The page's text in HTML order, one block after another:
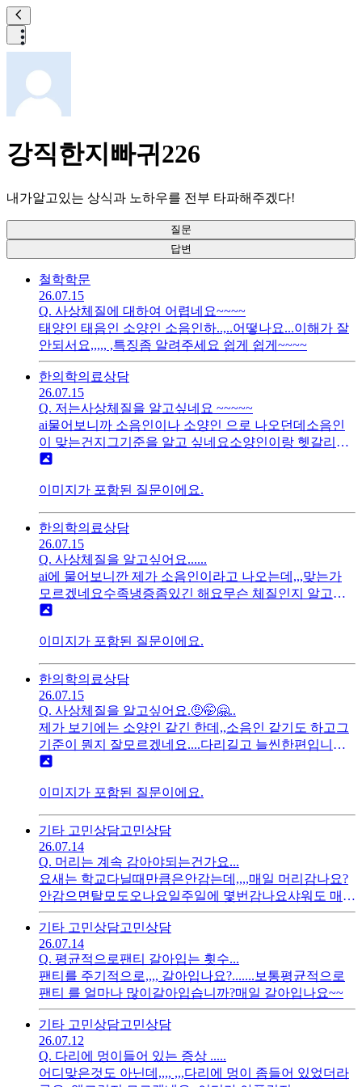
강직한지빠귀226
내가알고있는 상식과 노하우를 전부 타파해주겠다!
질문
답변
철학학문
26.07.15
Q. 사상체질에 대하여 어렵네요~~~~
태양인 태음인 소양인 소음인하..,..어떻나요...이해가 잘
안되서요,,,,, ,특징좀 알려주세요 쉽게 쉽게~~~~
한의학의료상담
26.07.15
Q. 저는사상체질을 알고싶네요 ~~~~~
ai물어보니까 소음인이나 소양인 으로 나오던데소음인
이 맞는건지그기준을 알고 싶네요소양인이랑 헷갈리기
도 하고~~~~~
이미지가 포함된 질문이에요.
한의학의료상담
26.07.15
Q. 사상체질을 알고싶어요......
ai에 물어보니깐 제가 소음인이라고 나오는데,,,맞는가
모르겠네요수족냉증좀있긴 해요무슨 체질인지 알고싶
네요~~~~~
이미지가 포함된 질문이에요.
한의학의료상담
26.07.15
Q. 사상체질을 알고싶어요.🤨🤭🤗..
제가 보기에는 소양인 같긴 한데,,소음인 같기도 하고그
기준이 뭔지 잘모르겠네요....다리길고 늘씬한편입니다
만....
이미지가 포함된 질문이에요.
기타 고민상담고민상담
26.07.14
Q. 머리는 계속 감아야되는건가요...
요새는 학교다닐때만큼은안감는데,,,,매일 머리감나요?
안감으면탈모도오나요일주일에 몇번감나요샤워도 매일
하나요...
기타 고민상담고민상담
26.07.14
Q. 평균적으로팬티 갈아입는 횟수...
팬티를 주기적으로,,,, 갈아입나요?.......보통평균적으로
팬티 를 얼마나 많이갈아입습니까?매일 갈아입나요~~
기타 고민상담고민상담
26.07.12
Q. 다리에 멍이들어 있는 증상 .....
어디맞은것도 아닌데,,,, ,,,다리에 멍이 좀들어 있었더라